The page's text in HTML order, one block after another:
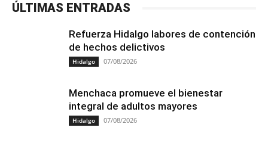
ÚLTIMAS ENTRADAS
Refuerza Hidalgo labores de contención
de hechos delictivos
Hidalgo 07/08/2026
Menchaca promueve el bienestar
integral de adultos mayores
Hidalgo 07/08/2026